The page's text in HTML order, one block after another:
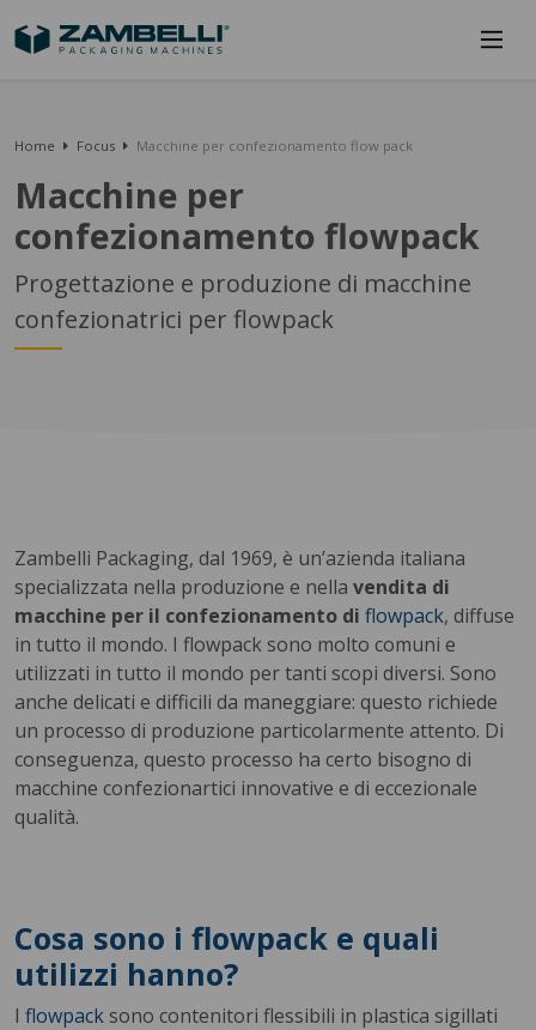
Home Focus Macchine per confezionamento flow pack
Macchine per
confezionamento flowpack
Progettazione e produzione di macchine
confezionatrici per flowpack
Zambelli Packaging, dal 1969, è un’azienda italiana
specializzata nella produzione e nella vendita di
macchine per il confezionamento di flowpack, diffuse
in tutto il mondo. I flowpack sono molto comuni e
utilizzati in tutto il mondo per tanti scopi diversi. Sono
anche delicati e difficili da maneggiare: questo richiede
un processo di produzione particolarmente attento. Di
conseguenza, questo processo ha certo bisogno di
macchine confezionartici innovative e di eccezionale
qualità.
Cosa sono i flowpack e quali
utilizzi hanno?
I flowpack sono contenitori flessibili in plastica sigillati